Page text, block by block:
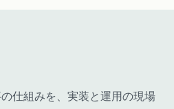
仕組みを、実装と運用の現場